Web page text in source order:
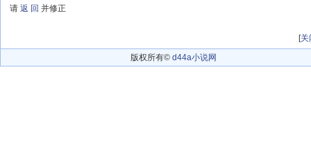
请 返 回 并修正
[关
版权所有© d44a小说网